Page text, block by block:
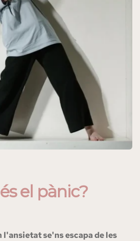
el pànic?
se'ns escapa de les